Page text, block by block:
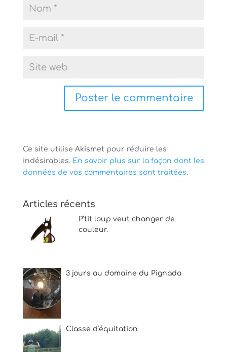
Ce site utilise Akismet pour réduire les
indésirables. En savoir plus sur la façon dont les
données de vos commentaires sont traitées.
Articles récents
P’tit loup veut changer de
couleur.
3 jours au domaine du Pignada
Classe d’équitation